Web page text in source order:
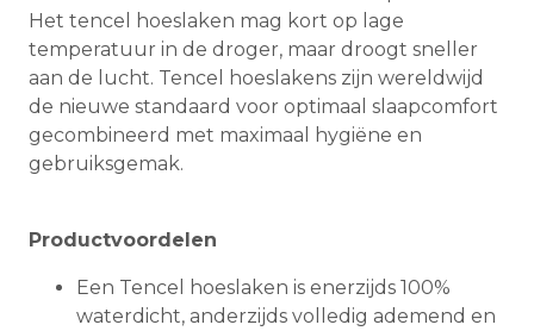
Het tencel hoeslaken mag kort op lage
temperatuur in de droger, maar droogt sneller
aan de lucht. Tencel hoeslakens zijn wereldwijd
de nieuwe standaard voor optimaal slaapcomfort
gecombineerd met maximaal hygiëne en
gebruiksgemak.
Productvoordelen
Een Tencel hoeslaken is enerzijds 100%
waterdicht, anderzijds volledig ademend en